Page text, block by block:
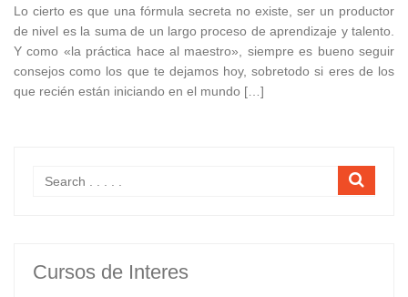
Lo cierto es que una fórmula secreta no existe, ser un productor
de nivel es la suma de un largo proceso de aprendizaje y talento.
Y como «la práctica hace al maestro», siempre es bueno seguir
consejos como los que te dejamos hoy, sobretodo si eres de los
que recién están iniciando en el mundo […]
Cursos de Interes